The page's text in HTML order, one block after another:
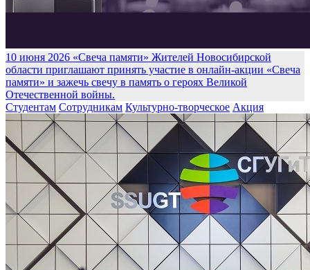
10 июня 2026 «Свеча памяти» Жителей Новосибирской
области приглашают принять участие в онлайн-акции «Свеча
памяти» и зажечь свечу в память о героях Великой
Отечественной войны.
Студентам Сотрудникам Культурно-творческое Акция